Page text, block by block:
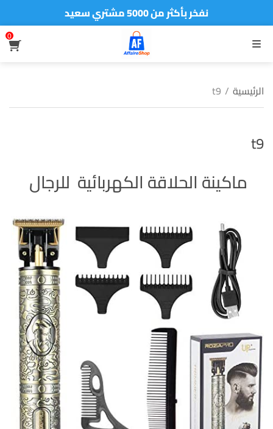
نفخر بأكثر من 5000 مشتري سعيد
أطلب الآن والدفع فقط عند استلام المنتج
القائمة
0
الرئيسية /
t9
t9
ماكينة الحلاقة الكهربائية للرجال